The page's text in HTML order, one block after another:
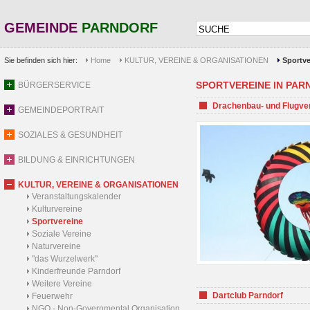
GEMEINDE PARNDORF
Sie befinden sich hier: Home KULTUR, VEREINE & ORGANISATIONEN
BÜRGERSERVICE
GEMEINDEPORTRAIT
SOZIALES & GESUNDHEIT
BILDUNG & EINRICHTUNGEN
KULTUR, VEREINE & ORGANISATIONEN
Veranstaltungskalender
Kulturvereine
Sportvereine
Soziale Vereine
Naturvereine
"das Wurzelwerk"
Kinderfreunde Parndorf
Weitere Vereine
Feuerwehr
SPORTVEREINE IN
Drachenbau- und
Dartclub Parndorf